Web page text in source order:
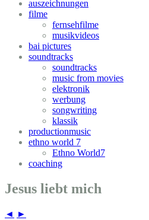
auszeichnungen
filme
fernsehfilme
musikvideos
bai pictures
soundtracks
soundtracks
music from movies
elektronik
werbung
songwriting
klassik
productionmusic
ethno world 7
Ethno World7
coaching
Jesus liebt mich
◄ ►